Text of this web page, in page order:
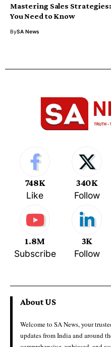
Mastering Sales Strategies:
You Need to Know
BySA News
748K
Like
340K
Follow
1.8M
Subscribe
3K
Follow
About US
Welcome to SA News, your
updates from India and around